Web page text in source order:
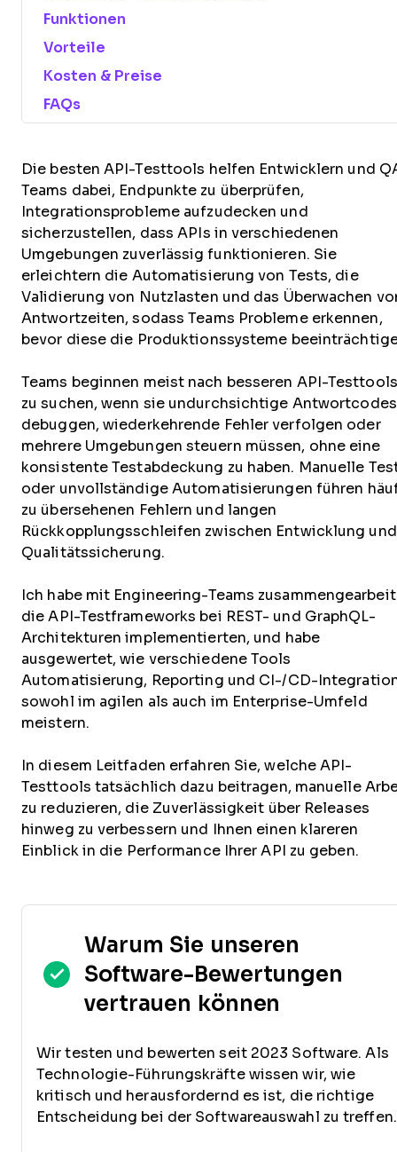
Funktionen
Vorteile
Kosten & Preise
FAQs
Die besten API-Testtools helfen Entwicklern und
Teams dabei, Endpunkte zu überprüfen,
Integrationsprobleme aufzudecken und
sicherzustellen, dass APIs in verschiedenen
Umgebungen zuverlässig funktionieren. Sie
erleichtern die Automatisierung von Tests, die
Validierung von Nutzlasten und das Überwachen
Antwortzeiten, sodass Teams Probleme erkennen,
bevor diese die Produktionssysteme
Teams beginnen meist nach besseren API-Testtools
zu suchen, wenn sie undurchsichtige Antwortcodes
debuggen, wiederkehrende Fehler verfolgen oder
mehrere Umgebungen steuern müssen, ohne eine
konsistente Testabdeckung zu haben. Manuelle
oder unvollständige Automatisierungen führen
zu übersehenen Fehlern und langen
Rückkopplungsschleifen zwischen Entwicklung und
Qualitätssicherung.
Ich habe mit Engineering-Teams
die API-Testframeworks bei REST- und GraphQL-
Architekturen implementierten, und habe
ausgewertet, wie verschiedene Tools
Automatisierung, Reporting und CI-/CD-
sowohl im agilen als auch im Enterprise-Umfeld
meistern.
In diesem Leitfaden erfahren Sie, welche API-
Testtools tatsächlich dazu beitragen, manuelle
zu reduzieren, die Zuverlässigkeit über Releases
hinweg zu verbessern und Ihnen einen klareren
Einblick in die Performance Ihrer API zu geben.
Warum Sie unseren
Software-Bewertungen
vertrauen können
Wir testen und bewerten seit 2023 Software. Als
Technologie-Führungskräfte wissen wir, wie
kritisch und herausfordernd es ist, die richtige
Entscheidung bei der Softwareauswahl zu treffen.